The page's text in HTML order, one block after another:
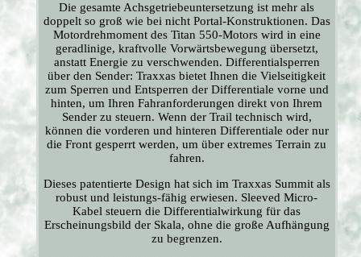
Die gesamte Achsgetriebeuntersetzung ist mehr als
doppelt so groß wie bei nicht Portal-Konstruktionen. Das
Motordrehmoment des Titan 550-Motors wird in eine
geradlinige, kraftvolle Vorwärtsbewegung übersetzt,
anstatt Energie zu verschwenden. Differentialsperren
über den Sender: Traxxas bietet Ihnen die Vielseitigkeit
zum Sperren und Entsperren der Differentiale vorne und
hinten, um Ihren Fahranforderungen direkt von Ihrem
Sender zu steuern. Wenn der Trail technisch wird,
können die vorderen und hinteren Differentiale oder nur
die Front gesperrt werden, um über extremes Terrain zu
fahren.
Dieses patentierte Design hat sich im Traxxas Summit als
robust und leistungs-fähig erwiesen. Sleeved Micro-
Kabel steuern die Differentialwirkung für das
Erscheinungsbild der Skala, ohne die große Aufhängung
zu begrenzen.